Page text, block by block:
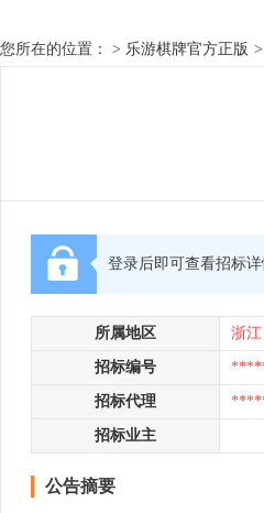
您所在的位置： > 乐游棋牌官方正版 >
登录后即可查看招标
所属地区 浙江
招标编号
招标代理
招标业主
公告摘要